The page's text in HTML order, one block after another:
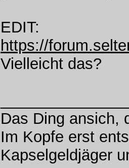
EDIT:
https://
Vielleicht das?
Das Ding ansich,
Im Kopfe erst
Kapselgeldjäger